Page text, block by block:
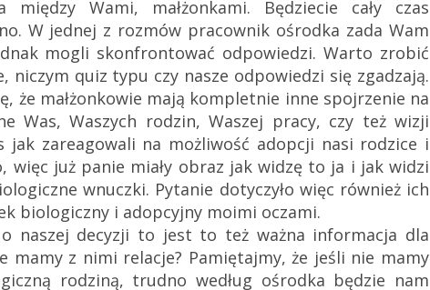
Wami, małżonkami. Będziecie cały czas
W jednej z rozmów pracownik ośrodka zada Wam
mogli skonfrontować odpowiedzi. Warto zrobić
quiz typu czy nasze odpowiedzi się zgadzają.
że małżonkowie mają kompletnie inne spojrzenie na
Was, Waszych rodzin, Waszej pracy, czy też wizji
jak zareagowali na możliwość adopcji nasi rodzice i
więc już panie miały obraz jak widzę to ja i jak widzi
wnuczki. Pytanie dotyczyło więc również ich
biologiczny i adopcyjny moimi oczami.
o naszej decyzji to jest to też ważna informacja dla
mamy z nimi relacje? Pamiętajmy, że jeśli nie mamy
rodziną, trudno według ośrodka będzie nam